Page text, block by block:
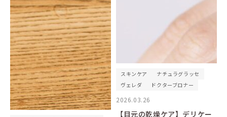
スキンケア
ナチュラグラッセ
ヴェレダ
ドクターブロナー
2026.03.26
【目元の乾燥ケア】デリケー